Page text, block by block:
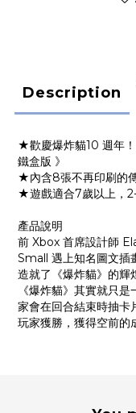
Description
★歡慶爆炸貓10 週年
鐵盒版 》
★內含8張不再印刷的
★遊戲適合7歲以上，2-
產品說明
前 Xbox 首席設計師
Small 遇上知名圖文
造就了《爆炸貓》的輝
《爆炸貓》其實就只
家會在回合結束時抽卡
玩家獲勝，獲得空前的